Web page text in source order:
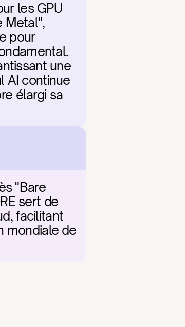
les GPU
Metal",
pour
une
AI continue
élargi sa
"Bare
sert de
facilitant
mondiale de